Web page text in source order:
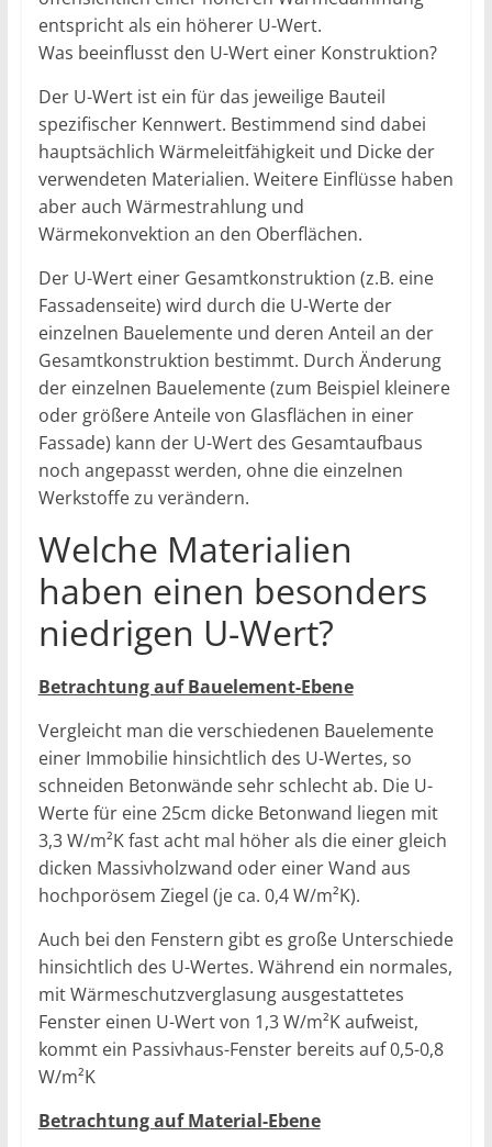
entspricht als ein höherer U-Wert.
Was beeinflusst den U-Wert einer Konstruktion?
Der U-Wert ist ein für das jeweilige Bauteil
spezifischer Kennwert. Bestimmend sind dabei
hauptsächlich Wärmeleitfähigkeit und Dicke der
verwendeten Materialien. Weitere Einflüsse haben
aber auch Wärmestrahlung und
Wärmekonvektion an den Oberflächen.
Der U-Wert einer Gesamtkonstruktion (z.B. eine
Fassadenseite) wird durch die U-Werte der
einzelnen Bauelemente und deren Anteil an der
Gesamtkonstruktion bestimmt. Durch Änderung
der einzelnen Bauelemente (zum Beispiel kleinere
oder größere Anteile von Glasflächen in einer
Fassade) kann der U-Wert des Gesamtaufbaus
noch angepasst werden, ohne die einzelnen
Werkstoffe zu verändern.
Welche Materialien
haben einen besonders
niedrigen U-Wert?
Betrachtung auf Bauelement-Ebene
Vergleicht man die verschiedenen Bauelemente
einer Immobilie hinsichtlich des U-Wertes, so
schneiden Betonwände sehr schlecht ab. Die U-
Werte für eine 25cm dicke Betonwand liegen mit
3,3 W/m²K fast acht mal höher als die einer gleich
dicken Massivholzwand oder einer Wand aus
hochporösem Ziegel (je ca. 0,4 W/m²K).
Auch bei den Fenstern gibt es große Unterschiede
hinsichtlich des U-Wertes. Während ein normales,
mit Wärmeschutzverglasung ausgestattetes
Fenster einen U-Wert von 1,3 W/m²K aufweist,
kommt ein Passivhaus-Fenster bereits auf 0,5-0,8
W/m²K
Betrachtung auf Material-Ebene